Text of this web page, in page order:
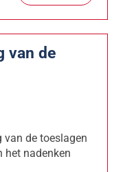
van de
van de toeslagen
het nadenken